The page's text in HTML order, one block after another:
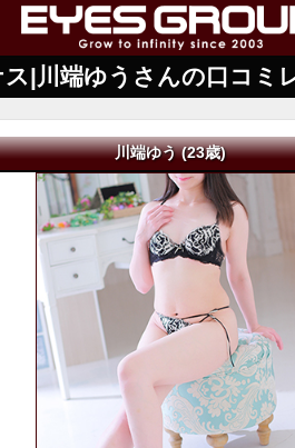
|川端ゆうさんの口コミ
川端ゆう (23歳)